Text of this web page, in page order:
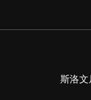
斯洛文